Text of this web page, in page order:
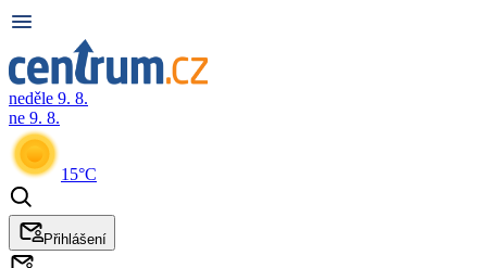
neděle 9. 8.
ne 9. 8.
15°C
Přihlášení